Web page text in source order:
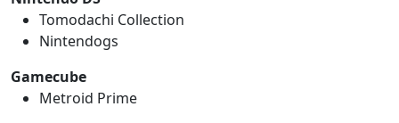
Tomodachi Collection
Nintendogs
Gamecube
Metroid Prime